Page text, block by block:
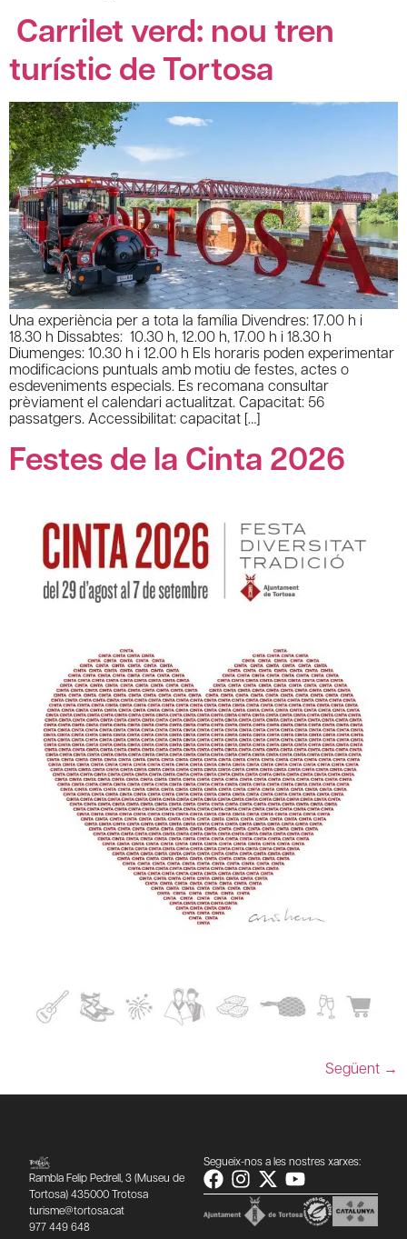
Carrilet verd: nou tren
turístic de Tortosa
Una experiència per a tota la família Divendres: 17.00 h i
18.30 h Dissabtes: 10.30 h, 12.00 h, 17.00 h i 18.30 h
Diumenges: 10.30 h i 12.00 h Els horaris poden experimentar
modificacions puntuals amb motiu de festes, actes o
esdeveniments especials. Es recomana consultar
prèviament el calendari actualitzat. Capacitat: 56
passatgers. Accessibilitat: capacitat […]
Festes de la Cinta 2026
Següent →
Rambla Felip Pedrell, 3 (Museu de
Tortosa) 435000 Trotosa
turisme@tortosa.cat
977 449 648
Segueix-nos a les nostres xarxes: